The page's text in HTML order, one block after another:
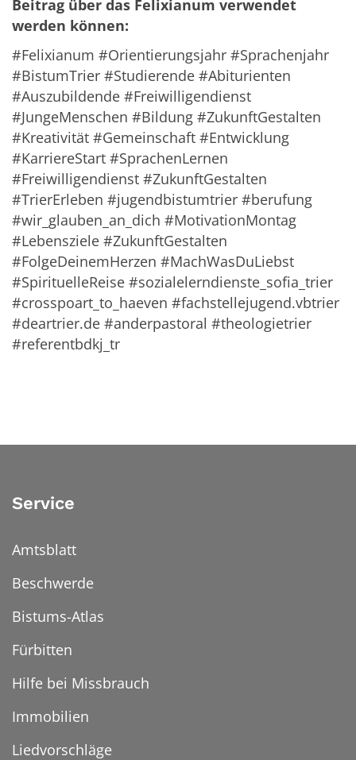
Beitrag über das Felixianum verwendet
werden können:
#Felixianum #Orientierungsjahr #Sprachenjahr
#BistumTrier #Studierende #Abiturienten
#Auszubildende #Freiwilligendienst
#JungeMenschen #Bildung #ZukunftGestalten
#Kreativität #Gemeinschaft #Entwicklung
#KarriereStart #SprachenLernen
#Freiwilligendienst #ZukunftGestalten
#TrierErleben #jugendbistumtrier #berufung
#wir_glauben_an_dich #MotivationMontag
#Lebensziele #ZukunftGestalten
#FolgeDeinemHerzen #MachWasDuLiebst
#SpirituelleReise #sozialelerndienste_sofia_trier
#crosspoart_to_haeven #fachstellejugend.vbtrier
#deartrier.de #anderpastoral #theologietrier
#referentbdkj_tr
Service
Amtsblatt
Beschwerde
Bistums-Atlas
Fürbitten
Hilfe bei Missbrauch
Immobilien
Liedvorschläge